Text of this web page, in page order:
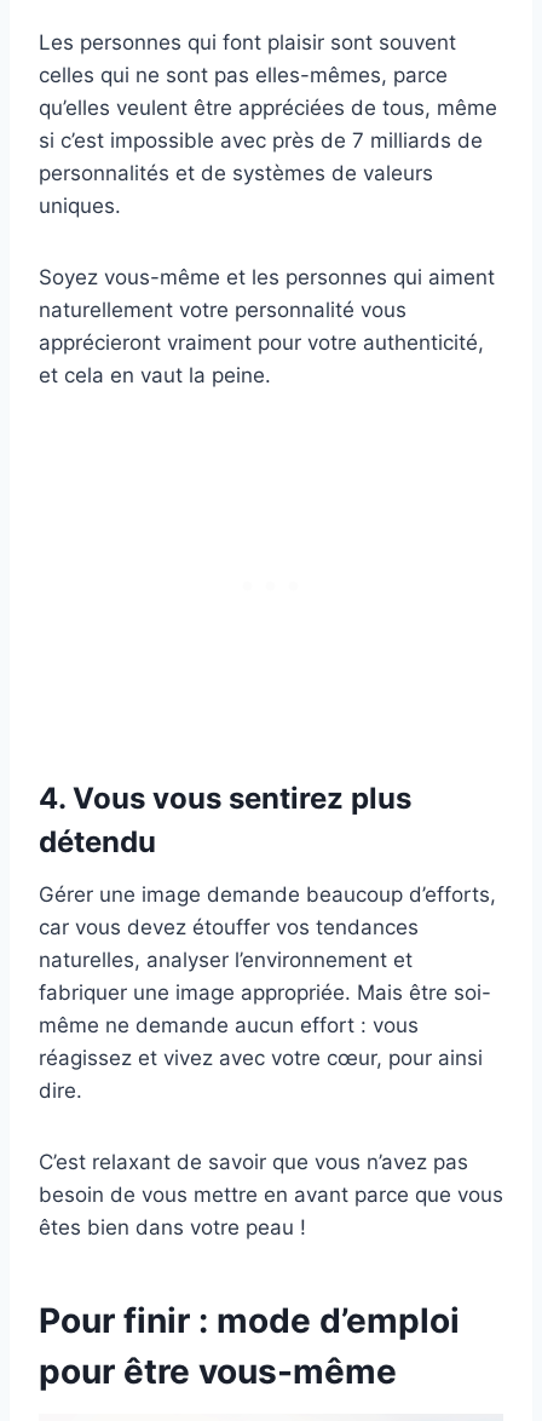
Les personnes qui font plaisir sont souvent
celles qui ne sont pas elles-mêmes, parce
qu’elles veulent être appréciées de tous, même
si c’est impossible avec près de 7 milliards de
personnalités et de systèmes de valeurs
uniques.
Soyez vous-même et les personnes qui aiment
naturellement votre personnalité vous
apprécieront vraiment pour votre authenticité,
et cela en vaut la peine.
4. Vous vous sentirez plus
détendu
Gérer une image demande beaucoup d’efforts,
car vous devez étouffer vos tendances
naturelles, analyser l’environnement et
fabriquer une image appropriée. Mais être soi-
même ne demande aucun effort : vous
réagissez et vivez avec votre cœur, pour ainsi
dire.
C’est relaxant de savoir que vous n’avez pas
besoin de vous mettre en avant parce que vous
êtes bien dans votre peau !
Pour finir : mode d’emploi
pour être vous-même